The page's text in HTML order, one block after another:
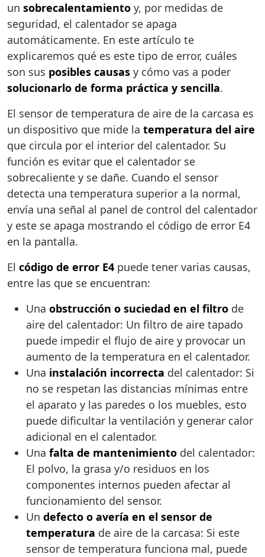
un sobrecalentamiento y, por medidas de
seguridad, el calentador se apaga
automáticamente. En este artículo te
explicaremos qué es este tipo de error, cuáles
son sus posibles causas y cómo vas a poder
solucionarlo de forma práctica y sencilla.
El sensor de temperatura de aire de la carcasa es
un dispositivo que mide la temperatura del aire
que circula por el interior del calentador. Su
función es evitar que el calentador se
sobrecaliente y se dañe. Cuando el sensor
detecta una temperatura superior a la normal,
envía una señal al panel de control del calentador
y este se apaga mostrando el código de error E4
en la pantalla.
El código de error E4 puede tener varias causas,
entre las que se encuentran:
Una obstrucción o suciedad en el filtro de
aire del calentador: Un filtro de aire tapado
puede impedir el flujo de aire y provocar un
aumento de la temperatura en el calentador.
Una instalación incorrecta del calentador: Si
no se respetan las distancias mínimas entre
el aparato y las paredes o los muebles, esto
puede dificultar la ventilación y generar calor
adicional en el calentador.
Una falta de mantenimiento del calentador:
El polvo, la grasa y/o residuos en los
componentes internos pueden afectar al
funcionamiento del sensor.
Un defecto o avería en el sensor de
temperatura de aire de la carcasa: Si este
sensor de temperatura funciona mal, puede